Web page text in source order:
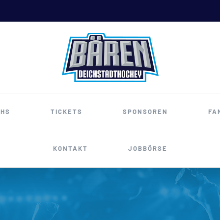
TICKETS SPONSOREN
KONTAKT JOBBÖRSE